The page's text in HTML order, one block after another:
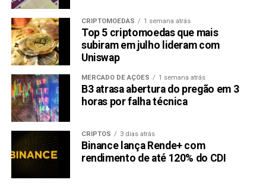
CRIPTOMOEDAS 1 semana atrás
Top 5 criptomoedas que mais
subiram em julho lideram com
Uniswap
MERCADO DE AÇÕES 1 semana atrás
B3 atrasa abertura do pregão em 3
horas por falha técnica
CRIPTOS 3 dias atrás
Binance lança Rende+ com
rendimento de até 120% do CDI